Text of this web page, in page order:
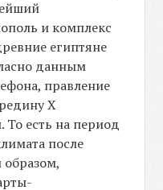
и комплекс
египтяне
данным
правление
Х
То есть на период
после